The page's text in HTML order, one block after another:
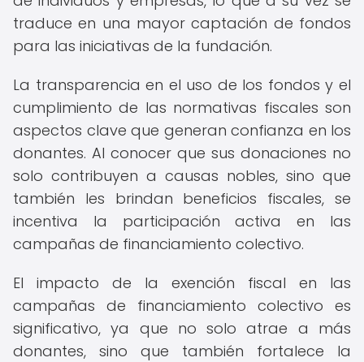
traduce en una mayor captación de fondos
para las iniciativas de la fundación.
La transparencia en el uso de los fondos y el
cumplimiento de las normativas fiscales son
aspectos clave que generan confianza en los
donantes. Al conocer que sus donaciones no
solo contribuyen a causas nobles, sino que
también les brindan beneficios fiscales, se
incentiva la participación activa en las
campañas de financiamiento colectivo.
El impacto de la exención fiscal en las
campañas de financiamiento colectivo es
significativo, ya que no solo atrae a más
donantes, sino que también fortalece la